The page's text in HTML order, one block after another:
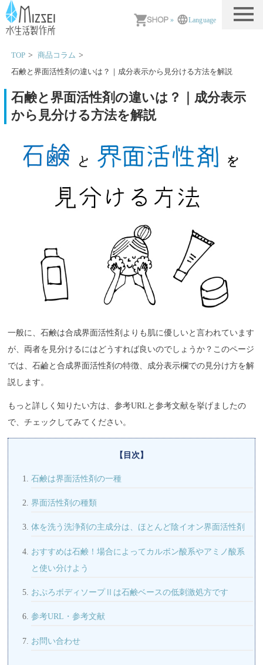
» Language
TOP
商品コラム
石鹸と界面活性剤の違いは？｜成分表示から見分ける方法を解説
石鹸と界面活性剤の違いは？｜成分表示
から見分ける方法を解説
一般に、石鹸は合成界面活性剤よりも肌に優しいと言われています
が、両者を見分けるにはどうすれば良いのでしょうか？このページ
では、石鹼と合成界面活性剤の特徴、成分表示欄での見分け方を解
説します。
もっと詳しく知りたい方は、参考URLと参考文献を挙げましたの
で、チェックしてみてください。
【目次】
石鹸は界面活性剤の一種
界面活性剤の種類
体を洗う洗浄剤の主成分は、ほとんど陰イオン界面活性剤
おすすめは石鹸！場合によってカルボン酸系やアミノ酸系
と使い分けよう
おぷろボディソープⅡは石鹸ベースの低刺激処方です
参考URL・参考文献
お問い合わせ